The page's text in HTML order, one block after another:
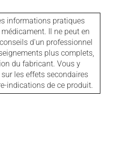
informations pratiques
Il ne peut en
d'un professionnel
plus complets,
du fabricant. Vous y
les effets secondaires
indications de ce produit.